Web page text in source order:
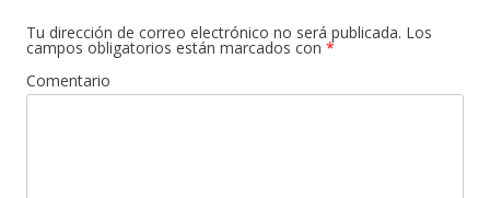
Tu dirección de correo electrónico no será publicada. Los
campos obligatorios están marcados con *
Comentario